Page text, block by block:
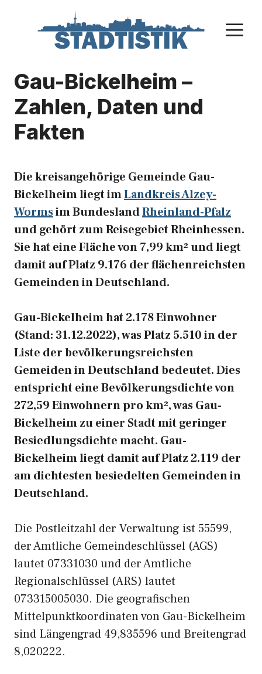
Gau-Bickelheim –
Zahlen, Daten und
Fakten
Die kreisangehörige Gemeinde Gau-
Bickelheim liegt imLandkreis Alzey-
Wormsim BundeslandRheinland-Pfalz
und gehört zum Reisegebiet Rheinhessen.
Sie hat eine Fläche von 7,99 km² und liegt
damit auf Platz 9.176 der flächenreichsten
Gemeinden in Deutschland.
Gau-Bickelheim hat 2.178 Einwohner
(Stand: 31.12.2022), was Platz 5.510 in der
Liste der bevölkerungsreichsten
Gemeiden in Deutschland bedeutet. Dies
entspricht eine Bevölkerungsdichte von
272,59 Einwohnern pro km², was Gau-
Bickelheim zu einer Stadt mit geringer
Besiedlungsdichte macht. Gau-
Bickelheim liegt damit auf Platz 2.119 der
am dichtesten besiedelten Gemeinden in
Deutschland.
Die Postleitzahl der Verwaltung ist 55599,
der Amtliche Gemeindeschlüssel (AGS)
lautet 07331030 und der Amtliche
Regionalschlüssel (ARS) lautet
073315005030. Die geografischen
Mittelpunktkoordinaten von Gau-Bickelheim
sind Längengrad 49,835596 und Breitengrad
8,020222.